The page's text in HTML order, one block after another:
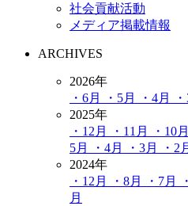
社会貢献活動
メディア掲載情報
ARCHIVES
2026年
・6月
・5月 ・4月
2025年
・12月
・11月 ・10月
5月
・4月 ・3月
・2
2024年
・12月
・8月 ・7月
月